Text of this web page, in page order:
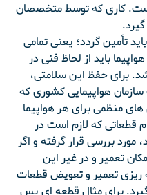
کاری که توسط متخصصان
تأمین گردد؛ یعنی تمامی
باید از لحاظ فنی در
برای حفظ این سلامتی،
سازمان هواپیمایی کشوری که
منظمی برای هر هواپیما
قطعاتی که لازم است در
بررسی قرار گرفته و اگر
تعمیر و در غیر این
تعمیر و تعویض قطعات
برای مثال قطعه ای پس